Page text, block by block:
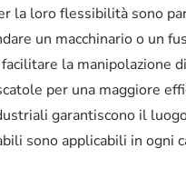
la loro flessibilità sono
un macchinario o un
la manipolazione
per una maggiore
garantiscono il
sono applicabili in ogni